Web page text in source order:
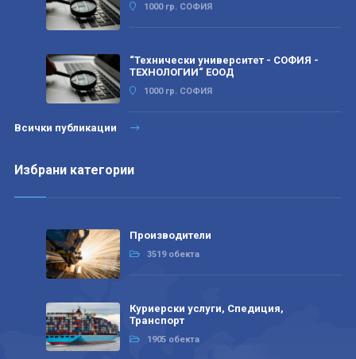
1000 гр. СОФИЯ
“Технически университет - СОФИЯ -
ТЕХНОЛОГИИ“ ЕООД
1000 гр. СОФИЯ
Всички публикации
Избрани категории
Производители
3519 обекта
Куриерски услуги, Спедиция,
Транспорт
1905 обекта